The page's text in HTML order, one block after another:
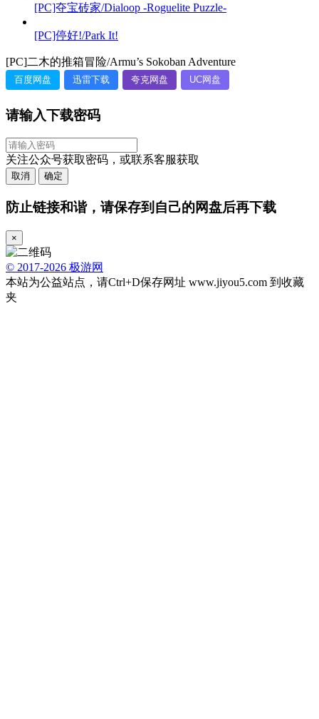
[PC]夺宝砖家/Dialoop -Roguelite Puzzle-
[PC]停好!/Park It!
[PC]二木的推箱冒险/Armu’s Sokoban Adventure
百度网盘 迅雷下载 夸克网盘 UC网盘
请输入下载密码
关注公众号获取密码，或联系客服获取
取消 确定
防止链接和谐，请保存到自己的网盘后再下载
×
© 2017-2026 极游网
本站为公益站点，请Ctrl+D保存网址 www.jiyou5.com 到收藏
夹